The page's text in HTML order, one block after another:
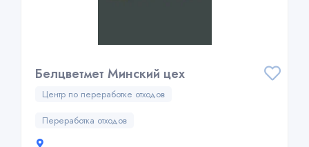
Белцветмет Минский цех
Центр по переработке отходов
Переработка отходов